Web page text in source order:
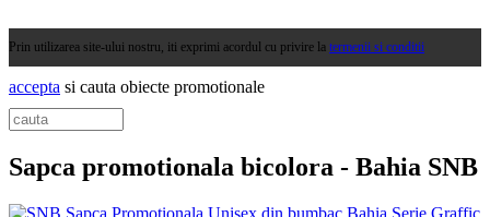
Prin utilizarea site-ului nostru, iti exprimi acordul cu privire la termenii si conditii
accepta si cauta obiecte promotionale
Sapca promotionala bicolora - Bahia SNB